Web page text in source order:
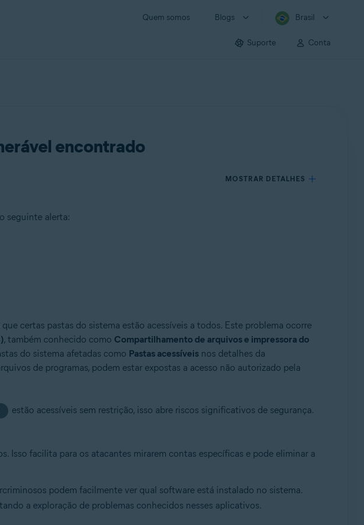
Quem somos Blogs Brasil
Suporte Conta
encontrado
MOSTRAR DETALHES
seguinte alerta:
certas pastas do sistema estão acessíveis a todos. Este problema ocorre
, também conhecido como Compartilhamento de arquivos e impressora do
do sistema afetadas como Pastas acessíveisnos detalhes da
de programas, podem estar expostas a acesso não autorizado pela
estão acessíveis sem restrição, isso abre riscos significativos de segurança.
Isso facilita para os atacantes mirarem contas específicas e pode eliminar a
podem facilmente ver qual software está instalado no sistema.
a exploração de problemas conhecidos nesses aplicativos.